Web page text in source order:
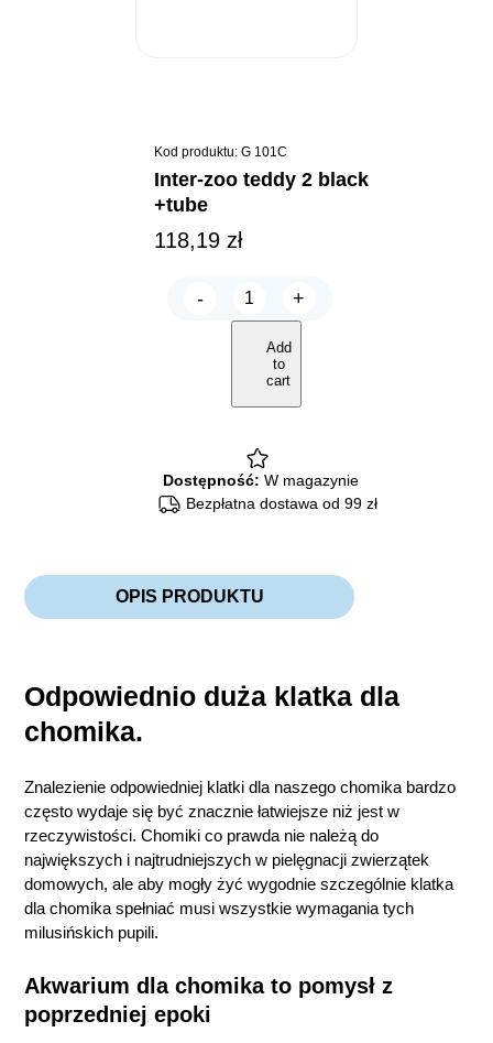
Kod produktu: G 101C
inter-zoo teddy 2 black
+tube
118,19 zł
-
INTER-
ZOO
TEDDY
black
+Tube
quantity
+
Add
to
cart
Dostępność: W magazynie
Bezpłatna dostawa od 99 zł
OPIS PRODUKTU
Odpowiednio duża klatka dla
chomika.
Znalezienie odpowiedniej klatki dla naszego chomika bardzo
często wydaje się być znacznie łatwiejsze niż jest w
rzeczywistości. Chomiki co prawda nie należą do
największych i najtrudniejszych w pielęgnacji zwierzątek
domowych, ale aby mogły żyć wygodnie szczególnie klatka
dla chomika spełniać musi wszystkie wymagania tych
milusińskich pupili.
Akwarium dla chomika to pomysł z
poprzedniej epoki